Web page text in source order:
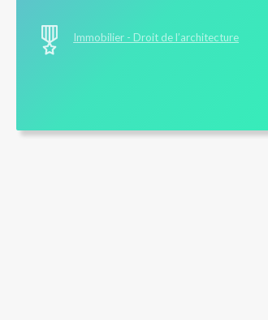
cachés : jurisprudence du 8 avril 2014
Immobilier - Droit de l’architecture